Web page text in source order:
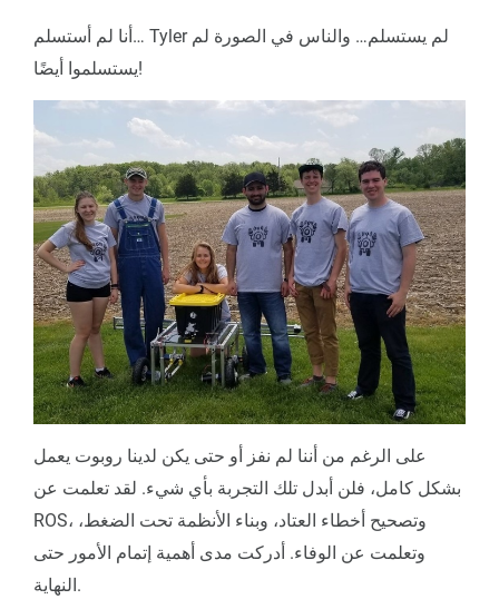
أنا لم أستسلم… Tyler لم يستسلم… والناس في الصورة لم
يستسلموا أيضًا!
على الرغم من أننا لم نفز أو حتى يكن لدينا روبوت يعمل
بشكل كامل، فلن أبدل تلك التجربة بأي شيء. لقد تعلمت عن
ROS، وتصحيح أخطاء العتاد، وبناء الأنظمة تحت الضغط،
وتعلمت عن الوفاء. أدركت مدى أهمية إتمام الأمور حتى
النهاية.